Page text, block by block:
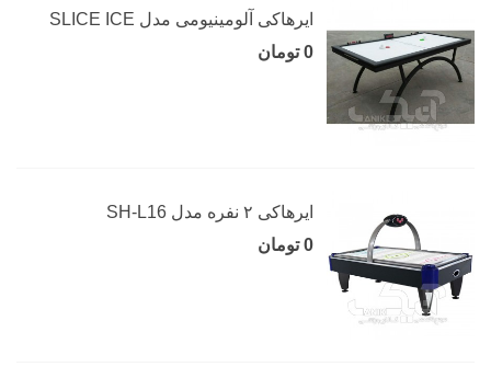
ایرهاکی آلومینیومی مدل SLICE ICE
0 تومان
ایرهاکی ۲ نفره مدل SH-L16
0 تومان